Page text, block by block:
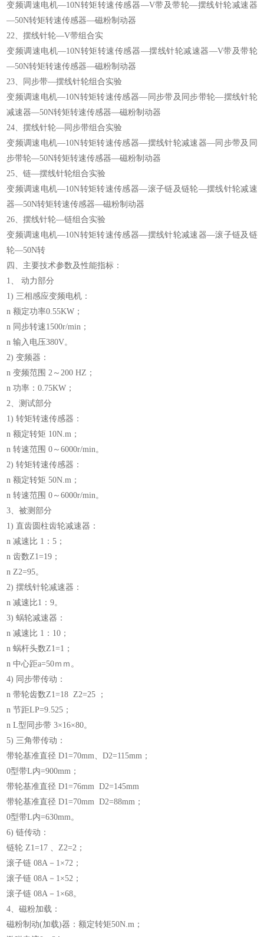
变频调速电机—10N转矩转速传感器—V带及带轮—摆线针轮减速器
—50N转矩转速传感器—磁粉制动器
22、摆线针轮—V带组合实
变频调速电机—10N转矩转速传感器—摆线针轮减速器—V带及带轮
—50N转矩转速传感器—磁粉制动器
23、同步带—摆线针轮组合实验
变频调速电机—10N转矩转速传感器—同步带及同步带轮—摆线针轮
减速器—50N转矩转速传感器—磁粉制动器
24、摆线针轮—同步带组合实验
变频调速电机—10N转矩转速传感器—摆线针轮减速器—同步带及同
步带轮—50N转矩转速传感器—磁粉制动器
25、链—摆线针轮组合实验
变频调速电机—10N转矩转速传感器—滚子链及链轮—摆线针轮减速
器—50N转矩转速传感器—磁粉制动器
26、摆线针轮—链组合实验
变频调速电机—10N转矩转速传感器—摆线针轮减速器—滚子链及链
轮—50N转
四、主要技术参数及性能指标：
1、 动力部分
1) 三相感应变频电机：
n 额定功率0.55KW；
n 同步转速1500r/min；
n 输入电压380V。
2) 变频器：
n 变频范围 2～200 HZ；
n 功率：0.75KW；
2、测试部分
1) 转矩转速传感器：
n 额定转矩 10N.m；
n 转速范围 0～6000r/min。
2) 转矩转速传感器：
n 额定转矩 50N.m；
n 转速范围 0～6000r/min。
3、被测部分
1) 直齿圆柱齿轮减速器：
n 减速比 1：5；
n 齿数Z1=19；
n Z2=95。
2) 摆线针轮减速器：
n 减速比1：9。
3) 蜗轮减速器：
n 减速比 1：10；
n 蜗杆头数Z1=1；
n 中心距a=50ｍｍ。
4) 同步带传动：
n 带轮齿数Z1=18 Z2=25 ；
n 节距LP=9.525；
n L型同步带 3×16×80。
5) 三角带传动：
带轮基准直径 D1=70mm、D2=115mm；
0型带L内=900mm；
带轮基准直径 D1=76mm D2=145mm
带轮基准直径 D1=70mm D2=88mm；
0型带L内=630mm。
6) 链传动：
链轮 Z1=17 、Z2=2；
滚子链 08A－1×72；
滚子链 08A－1×52；
滚子链 08A－1×68。
4、磁粉加载：
磁粉制动(加载)器：额定转矩50N.m；